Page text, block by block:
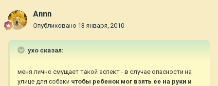
Annn
Опубликовано 13 января, 2010
ухо сказал:
меня лично смущает такой аспект - в случае опасности на
улице для собаки чтобы ребенок мог взять ее на руки и